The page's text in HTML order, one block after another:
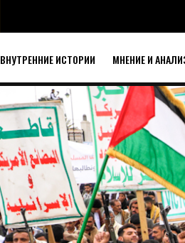
ВНУТРЕННИЕ ИСТОРИИ МНЕНИЕ И